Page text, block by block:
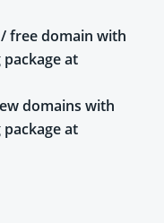
free domain with
at
domains with
at